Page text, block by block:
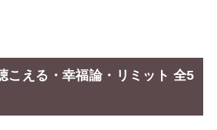
こえる・幸福論・リミット 全5